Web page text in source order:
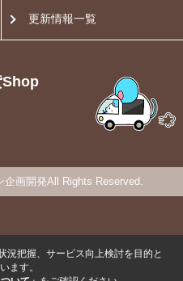
更新情報一覧
Shop
企画開発All Rights Reserved.
況把握、サービス向上検討を目的と
ます。